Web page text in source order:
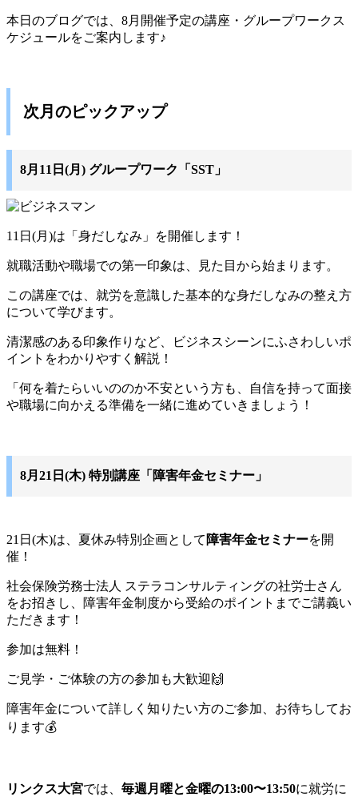
本日のブログでは、8月開催予定の講座・グループワークス
ケジュールをご案内します♪
次月のピックアップ
8月11日(月) グループワーク「SST」
11日(月)は「身だしなみ」を開催します！
就職活動や職場での第一印象は、見た目から始まります。
この講座では、就労を意識した基本的な身だしなみの整え方
について学びます。
清潔感のある印象作りなど、ビジネスシーンにふさわしいポ
イントをわかりやすく解説！
「何を着たらいいののか不安という方も、自信を持って面接
や職場に向かえる準備を一緒に進めていきましょう！
8月21日(木) 特別講座「障害年金セミナー」
21日(木)は、夏休み特別企画として 障害年金セミナーを開
催！
社会保険労務士法人 ステラコンサルティングの社労士さん
をお招きし、障害年金制度から受給のポイントまでご講義い
ただきます！
参加は無料！
ご見学・ご体験の方の参加も大歓迎🙌
障害年金について詳しく知りたい方のご参加、お待ちしてお
ります💰️
リンクス大宮では、 毎週月曜と金曜の13:00〜13:50に就労に